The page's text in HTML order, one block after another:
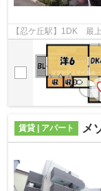
【忍ケ丘駅】1DK
賃貸 | アパート メ